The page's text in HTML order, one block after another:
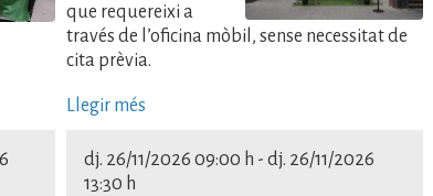
que requereixi a
través de l’oficina mòbil, sense necessitat de
cita prèvia.
Llegir més
dj. 26/11/2026 09:00 h - dj. 26/11/2026
13:30 h